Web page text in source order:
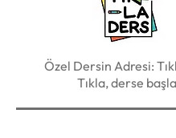
Özel Dersin Adresi:
Tıkla, derse